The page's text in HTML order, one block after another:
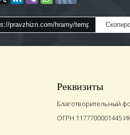
Реквизиты
Благотворительный
ОГРН 1177700001445